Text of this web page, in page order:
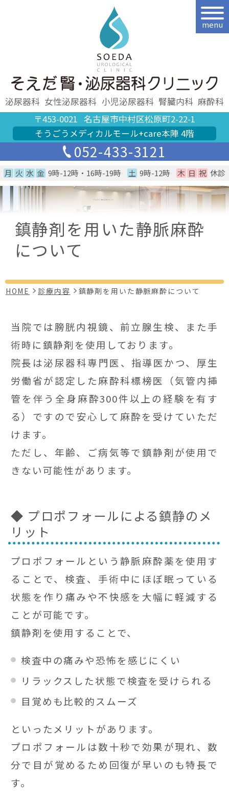
泌尿器科 女性泌尿器科 小児泌尿器科 腎臓内科 麻酔科
〒453-0021 名古屋市中村区松原町2-22-1
そうごうメディカルモール+care本陣 4階
052-433-3121
月 火 水 金 9時-12時・16時-19時 土 9時-12時 木 日 祝 休診
menu
鎮静剤を用いた静脈麻酔
について
HOME 診療内容 鎮静剤を用いた静脈麻酔について
当院では膀胱内視鏡、前立腺生検、また手
術時に鎮静剤を使用しております。
院長は泌尿器科専門医、指導医かつ、厚生
労働省が認定した麻酔科標榜医（気管内挿
管を伴う全身麻酔300件以上の経験を有す
る）ですので安心して麻酔を受けていただ
けます。
ただし、年齢、ご病気等で鎮静剤が使用で
きない可能性があります。
◆ プロポフォールによる鎮静のメ
リット
プロポフォールという静脈麻酔薬を使用す
ることで、検査、手術中にほぼ眠っている
状態を作り痛みや不快感を大幅に軽減する
ことが可能です。
鎮静剤を使用することで、
検査中の痛みや恐怖を感じにくい
リラックスした状態で検査を受けられる
目覚めも比較的スムーズ
といったメリットがあります。
プロポフォールは数十秒で効果が現れ、数
分で目が覚めるため回復が早いのも特長で
す。